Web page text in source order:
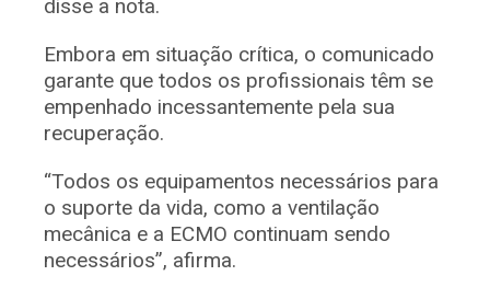
disse a nota.
Embora em situação crítica, o comunicado
garante que todos os profissionais têm se
empenhado incessantemente pela sua
recuperação.
“Todos os equipamentos necessários para
o suporte da vida, como a ventilação
mecânica e a ECMO continuam sendo
necessários”, afirma.